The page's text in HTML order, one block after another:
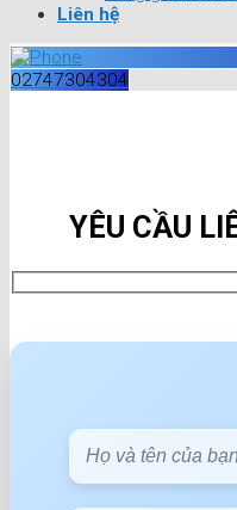
Liên hệ
02747304304
YÊU CẦU